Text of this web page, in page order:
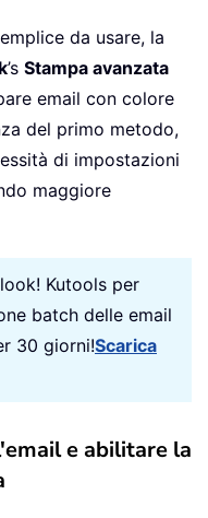
da usare, la
’s Stampa avanzata
email con colore
del primo metodo,
di impostazioni
maggiore
Kutools per
batch delle email
30 giorni!Scarica
e abilitare la